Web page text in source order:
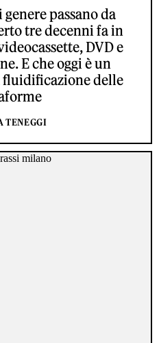
passano da
tre decenni fa in
DVD e
E che oggi è un
delle
TENEGGI